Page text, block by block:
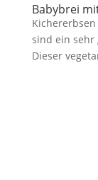
Babybrei
sind ein sehr
Dieser